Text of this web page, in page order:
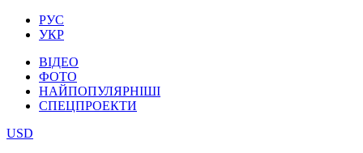
РУС
УКР
ВІДЕО
ФОТО
НАЙПОПУЛЯРНІШІ
СПЕЦПРОЕКТИ
USD